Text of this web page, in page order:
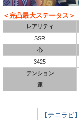
＜完凸最大ステータス＞
レアリティ
SSR
心
3425
テンション
運
【テニラ